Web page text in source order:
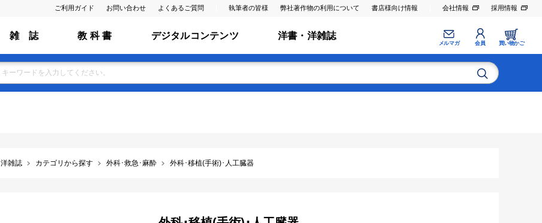
ご利用ガイド お問い合わせ よくあるご質問 執筆者の皆様 弊社著作物の利用について 書店様向け情報 会社情報 採用情報
雑 誌 教 科 書 デジタルコンテンツ 洋書・洋雑誌
メルマガ 会員 買い物かご
洋雑誌 カテゴリから探す 外科･救急･麻酔 外科･移植(手術)･人工臓器